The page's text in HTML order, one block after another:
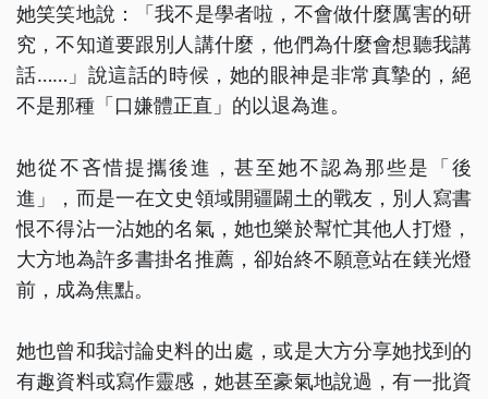
她笑笑地說：「我不是學者啦，不會做什麼厲害的研
究，不知道要跟別人講什麼，他們為什麼會想聽我講
話……」說這話的時候，她的眼神是非常真摯的，絕
不是那種「口嫌體正直」的以退為進。
她從不吝惜提攜後進，甚至她不認為那些是「後
進」，而是一在文史領域開疆闢土的戰友，別人寫書
恨不得沾一沾她的名氣，她也樂於幫忙其他人打燈，
大方地為許多書掛名推薦，卻始終不願意站在鎂光燈
前，成為焦點。
她也曾和我討論史料的出處，或是大方分享她找到的
有趣資料或寫作靈感，她甚至豪氣地說過，有一批資